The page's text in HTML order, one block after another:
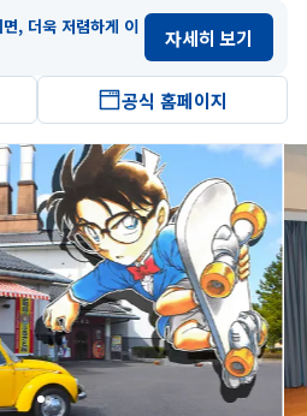
, 더욱 저렴하게 이
자세히 보기
공식 홈페이지